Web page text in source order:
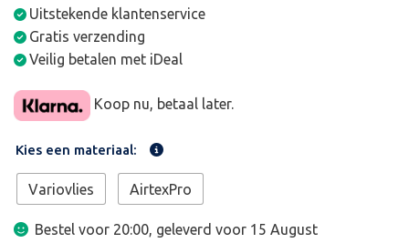
Uitstekende klantenservice
Gratis verzending
Veilig betalen met iDeal
Koop nu, betaal later.
Kies een materiaal:
Variovlies AirtexPro
Bestel voor 20:00, geleverd voor 15 August